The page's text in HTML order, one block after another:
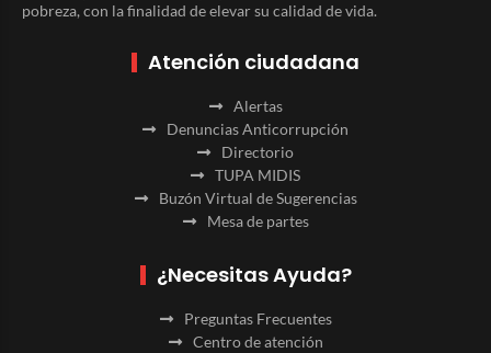
pobreza, con la finalidad de elevar su calidad de vida.
Atención ciudadana
Alertas
Denuncias Anticorrupción
Directorio
TUPA MIDIS
Buzón Virtual de Sugerencias
Mesa de partes
¿Necesitas Ayuda?
Preguntas Frecuentes
Centro de atención